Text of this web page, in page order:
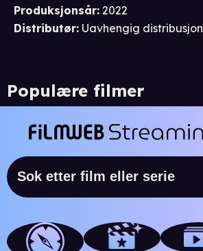
Produksjonsår: 2022
Distributør: Uavhengig distribusjon
Populære filmer